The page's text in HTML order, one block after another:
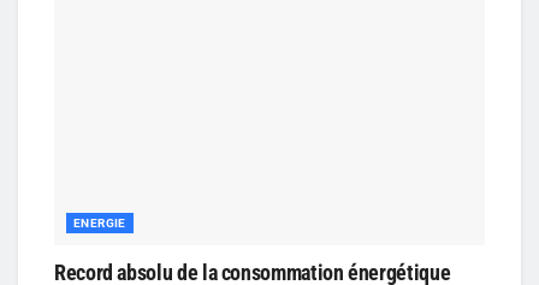
ENERGIE
Record absolu de la consommation énergétique